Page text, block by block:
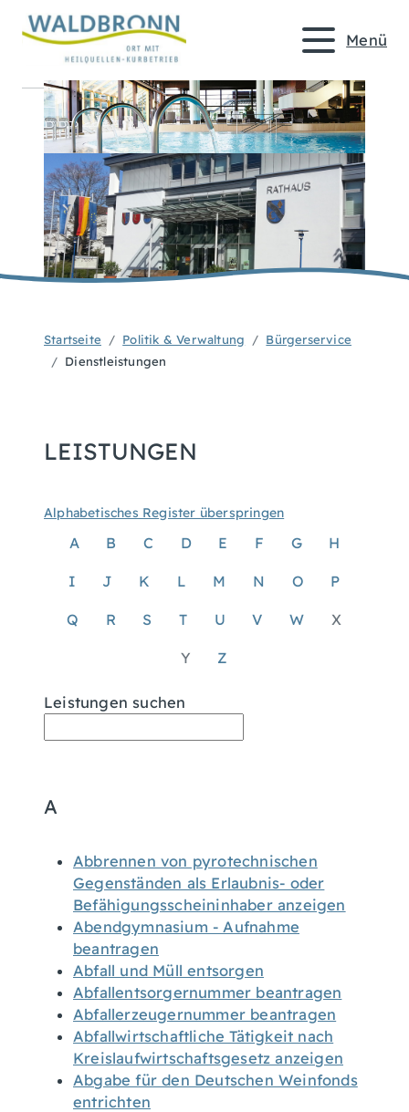
Menü
Startseite Politik & Verwaltung
Bürgerservice
Dienstleistungen
LEISTUNGEN
Alphabetisches Register überspringen
A B C D E F G H
I J K L M N O P
Q R S T U V W X
Y Z
Leistungen suchen
A
Abbrennen von pyrotechnischen
Gegenständen als Erlaubnis- oder
Befähigungsscheininhaber anzeigen
Abendgymnasium - Aufnahme
beantragen
Abfall und Müll entsorgen
Abfallentsorgernummer beantragen
Abfallerzeugernummer beantragen
Abfallwirtschaftliche Tätigkeit nach
Kreislaufwirtschaftsgesetz anzeigen
Abgabe für den Deutschen Weinfonds
entrichten